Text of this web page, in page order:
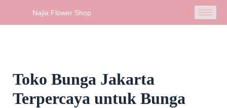
Najla Flower Shop
Toko Bunga Jakarta
Terpercaya untuk Bunga